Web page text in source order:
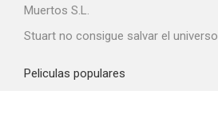
Muertos S.L.
Stuart no consigue salvar el universo
Peliculas populares